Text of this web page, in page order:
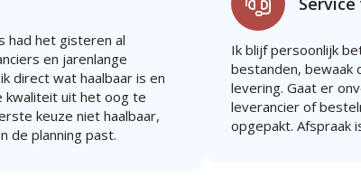
had het gisteren al
en jarenlange
direct wat haalbaar is en
kwaliteit uit het oog te
keuze niet haalbaar,
de planning past.
Ik blijf persoonlijk
bestanden, bewaak
levering. Gaat er
leverancier of
opgepakt. Afspraak